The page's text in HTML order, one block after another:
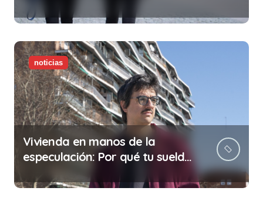
noticias
Vivienda en manos de la
especulación: Por qué tu sueldo